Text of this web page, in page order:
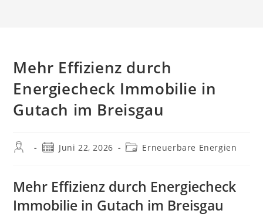
Mehr Effizienz durch
Energiecheck Immobilie in
Gutach im Breisgau
Beitrags-BeitragJuni 22, 2026
Beitrags-
Erneuerbare Energien
Mehr Effizienz durch Energiecheck
Immobilie in Gutach im Breisgau